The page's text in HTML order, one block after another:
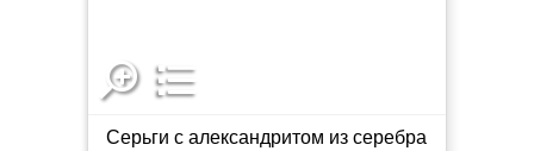
Серьги с александритом из серебра